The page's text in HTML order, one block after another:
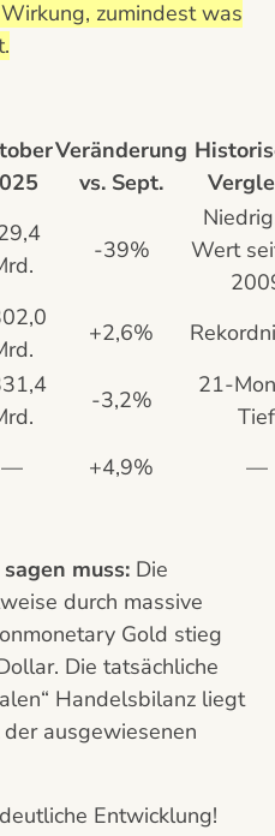
zumindest was
Veränderung
vs. Sept.
-39%
Wert
+2,6%
-3,2%
21-
Tief
— +4,9% —
muss: Die
durch massive
Gold stieg
Die tatsächliche
Handelsbilanz liegt
ausgewiesenen
Entwicklung!